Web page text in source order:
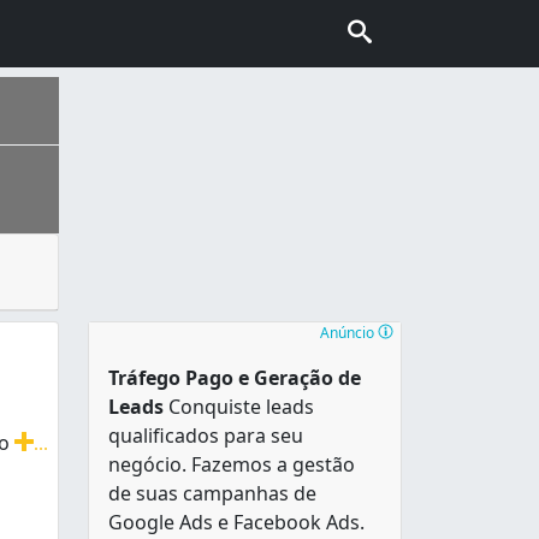
sotaques do Nordeste, Sudeste, Norte e Sul do
janelas, guaritas, vidros jateados, bisotê e
Anúncio
Tráfego Pago e Geração de
Leads Conquiste leads
qualificados para seu
negócio. Fazemos a gestão
de suas campanhas de
Google Ads e Facebook Ads.